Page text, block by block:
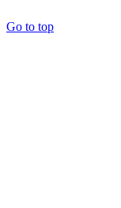
Go to top